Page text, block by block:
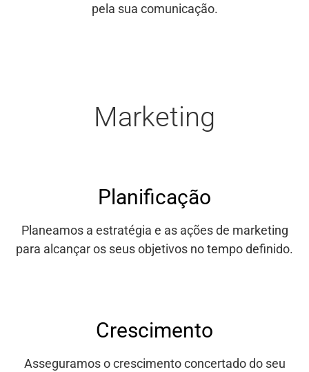
pela sua comunicação.
Marketing
Planificação
Planeamos a estratégia e as ações de marketing
para alcançar os seus objetivos no tempo definido.
Crescimento
Asseguramos o crescimento concertado do seu